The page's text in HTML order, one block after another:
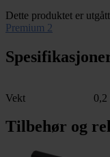
Dette produktet er
Premium 2
Vekt
0,2
Tilbehør og